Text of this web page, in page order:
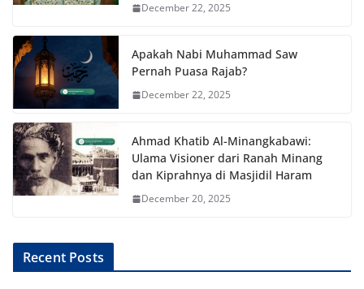
December 22, 2025
Apakah Nabi Muhammad Saw
Pernah Puasa Rajab?
December 22, 2025
Ahmad Khatib Al-Minangkabawi:
Ulama Visioner dari Ranah Minang
dan Kiprahnya di Masjidil Haram
December 20, 2025
Recent Posts